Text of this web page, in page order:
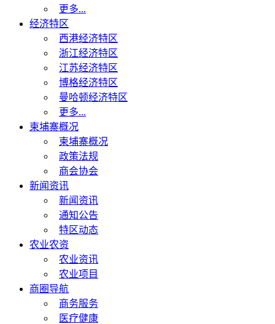
更多...
经济特区
西港经济特区
浙江经济特区
江苏经济特区
博格经济特区
曼哈顿经济特区
更多...
柬埔寨概况
柬埔寨概况
政策法规
商会协会
新闻资讯
新闻资讯
通知公告
特区动态
农业农资
农业资讯
农业项目
商圈导航
商务服务
医疗健康